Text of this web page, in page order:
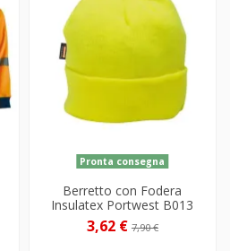
Pronta consegna
Berretto con Fodera
Insulatex Portwest B013
3,62 € 7,90 €